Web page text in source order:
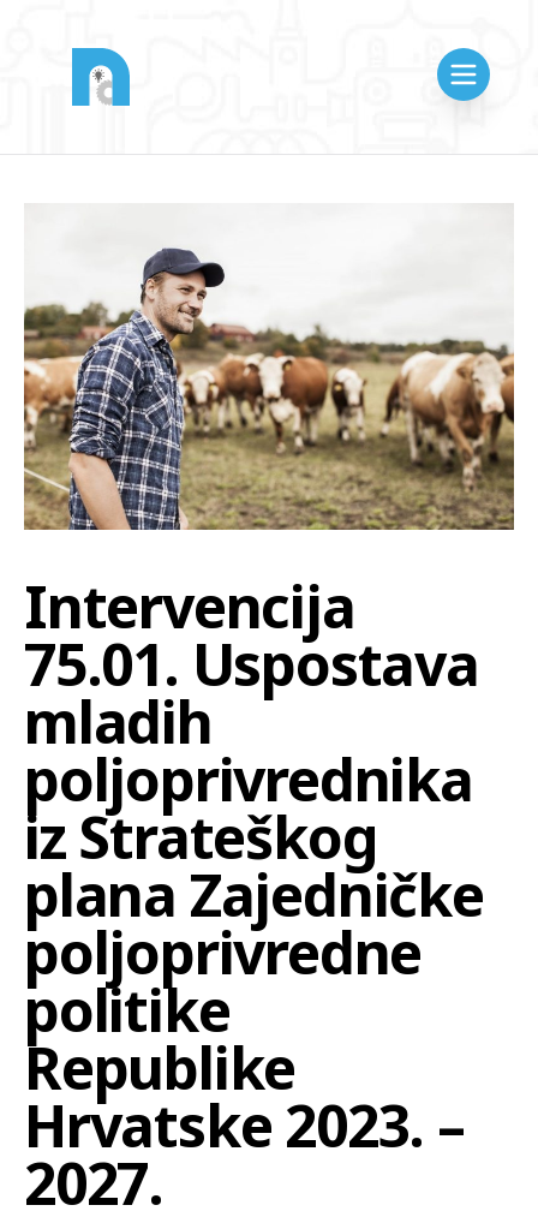
Intervencija
75.01. Uspostava
mladih
poljoprivrednika
iz Strateškog
plana Zajedničke
poljoprivredne
politike
Republike
Hrvatske 2023. –
2027.